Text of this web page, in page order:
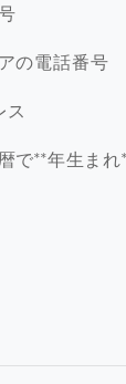
の電話番号
ス
で**年生まれ